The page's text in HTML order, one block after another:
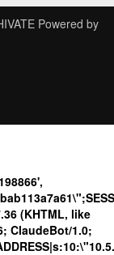
Powered by
(KHTML, like
ClaudeBot/1.0;